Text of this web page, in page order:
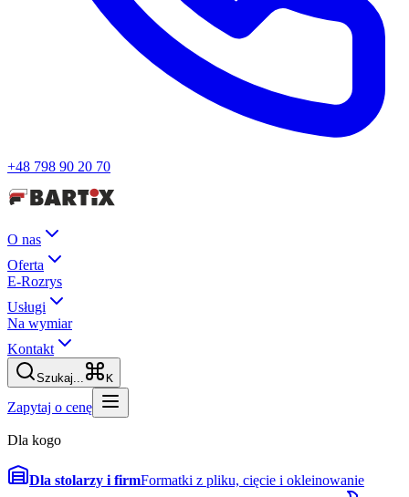
+48 798 90 20 70
O nas
Oferta
E-Rozrys
Usługi
Na wymiar
Kontakt
Szukaj... K
Zapytaj o cenę
Dla kogo
Dla stolarzy i firmFormatki z pliku, cięcie i okleinowanie